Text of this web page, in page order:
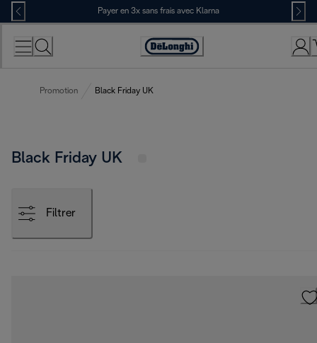
Skip
to
Content
Payer en 3x sans frais avec Klarna
Déclaration
Promotion Black Friday UK
Black Friday UK
Filtrer